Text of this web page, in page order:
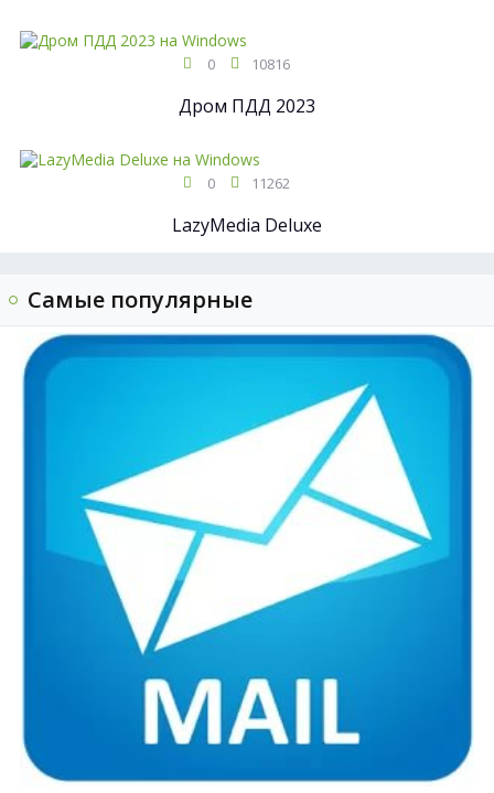
0 10816
Дром ПДД 2023
0 11262
LazyMedia Deluxe
Самые популярные